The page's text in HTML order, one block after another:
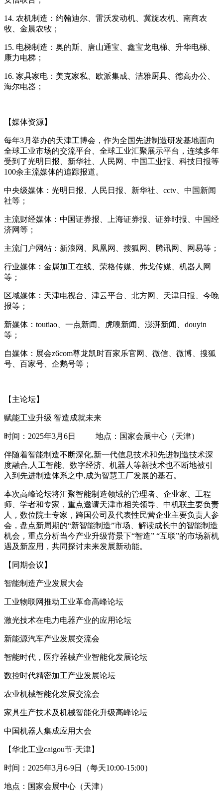
14. 农机制造：约翰迪尔、雷沃发动机、冀旋农机、南商农
牧、金晨农牧；
15. 电梯制造：奥的斯、唐山通宝、鑫宝龙电梯、升华电梯、
康力电梯；
16. 家具家电：美克家私、欧派集成、洁雅厨具、德高办公、
海尔电器；
【媒体资源】
每年3月举办的天津工博会，作为全国先进制造研发基地面向
全球工业市场的交流平台、全球工业汇聚展示平台，连续多年
受到了光明日报、新华社、人民网、中国工业报、科技日报等
100余主流媒体的追踪报道。
中央级媒体：光明日报、人民日报、新华社、cctv、中国新闻
社等；
主流财经媒体：中国证券报、上海证券报、证券时报、中国经
济网等；
主流门户网站：新浪网、凤凰网、搜狐网、腾讯网、网易等；
行业媒体：金属加工在线、荣格传媒、弗戈传媒、机器人网
等；
区域媒体：天津电视台、津云平台、北方网、天津日报、今晚
报等；
新媒体：toutiao、一点新闻、虎嗅新闻、澎湃新闻、douyin
等；
自媒体：展会z6com尊龙凯时百家乐官网、微信、微博、搜狐
号、百家号、企鹅号等；
【主论坛】
赋能工业升级 智造成就未来
时间：2025年3月6日 地点：国家会展中心（天津）
伴随着智能制造不断深化,新一代信息技术和先进制造技术深
度融合,人工智能、数字经济、机器人等新技术也不断地被引
入到先进制造体系之中,成为智慧工厂发展的基石。
本次高峰论坛将汇聚智能制造领域的管理者、企业家、工程
师、学者和专家，重点邀请天津市相关领导、中机联主要负责
人，数位院士专家，跨国公司及代表性民营企业主要负责人参
会，盘点新周期的“新智能制造”市场、解读成长中的智能制造
机会，重点分析当今产业升级背景下“智造” “互联”的市场新机
遇及新应用，共同探讨未来发展新动能。
【同期会议】
智能制造产业发展大会
工业物联网推动工业革命高峰论坛
激光技术在电力电器产业的应用论坛
新能源汽车产业发展交流会
智能时代，医疗器械产业智能化发展论坛
数控时代精密加工产业发展论坛
农业机械智能化发展交流会
家具生产技术及机械智能化升级高峰论坛
中国机器人集成应用大会
【华北工业caigou节·天津】
时间：2025年3月6-9日（每天10:00-15:00）
地点：国家会展中心（天津）